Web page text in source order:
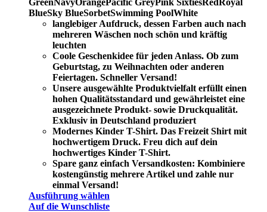
BlueSky BlueSorbetSwimming PoolWhite
langlebiger Aufdruck, dessen Farben auch nach
mehreren Wäschen noch schön und kräftig
leuchten
Coole Geschenkidee für jeden Anlass. Ob zum
Geburtstag, zu Weihnachten oder anderen
Feiertagen. Schneller Versand!
Unsere ausgewählte Produktvielfalt erfüllt einen
hohen Qualitätsstandard und gewährleistet eine
ausgezeichnete Produkt- sowie Druckqualität.
Exklusiv in Deutschland produziert
Modernes Kinder T-Shirt. Das Freizeit Shirt mit
hochwertigem Druck. Freu dich auf dein
hochwertiges Kinder T-Shirt.
Spare ganz einfach Versandkosten: Kombiniere
kostengünstig mehrere Artikel und zahle nur
einmal Versand!
Ausführung wählen
Auf die Wunschliste